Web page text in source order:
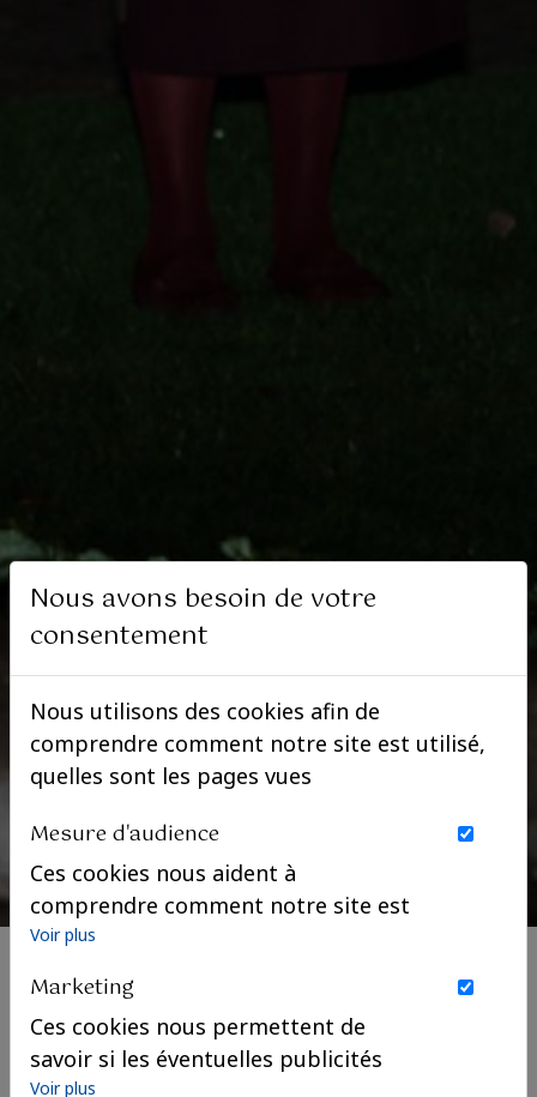
Nous avons besoin de votre
consentement
Nous utilisons des cookies afin de
comprendre comment notre site est utilisé,
quelles sont les pages vues
Mesure d'audience
Ces cookies nous aident à
comprendre comment notre site est
utilisé. Nous savons quelles pages
sont les plus vues, d'où viennent nos
visiteurs. Ils sont essentiels pour
nous afin de vous offrir la meilleure
expérience possible.
Voir plus
Marketing
Ces cookies nous permettent de
savoir si les éventuelles publicités
que nous avons pu vous proposer
Voir plus